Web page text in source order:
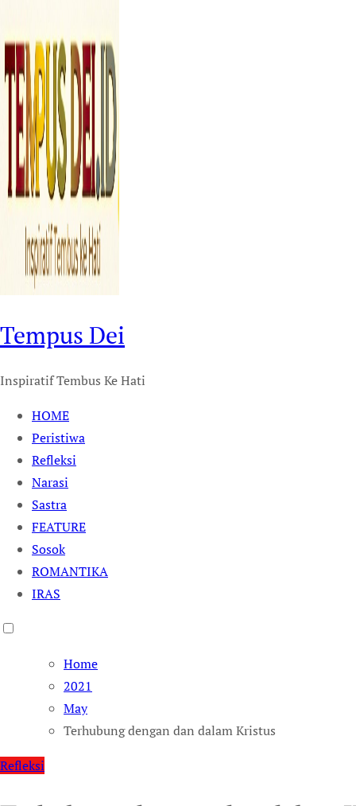
Tempus Dei
Inspiratif Tembus Ke Hati
HOME
Peristiwa
Refleksi
Narasi
Sastra
FEATURE
Sosok
ROMANTIKA
IRAS
Home
2021
May
Terhubung dengan dan dalam Kristus
Refleksi